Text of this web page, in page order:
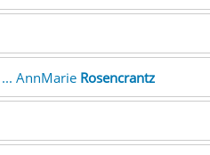
... AnnMarie Rosencrantz